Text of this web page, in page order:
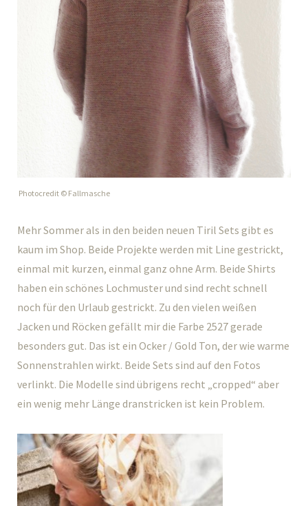
Photocredit © Fallmasche
Mehr Sommer als in den beiden neuen Tiril Sets gibt es
kaum im Shop. Beide Projekte werden mit Line gestrickt,
einmal mit kurzen, einmal ganz ohne Arm. Beide Shirts
haben ein schönes Lochmuster und sind recht schnell
noch für den Urlaub gestrickt. Zu den vielen weißen
Jacken und Röcken gefällt mir die Farbe 2527 gerade
besonders gut. Das ist ein Ocker / Gold Ton, der wie warme
Sonnenstrahlen wirkt. Beide Sets sind auf den Fotos
verlinkt. Die Modelle sind übrigens recht „cropped“ aber
ein wenig mehr Länge dranstricken ist kein Problem.